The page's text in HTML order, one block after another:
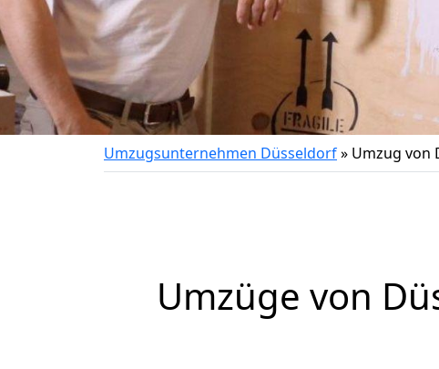
Umzugsunternehmen Düsseldorf» Umzug von
Umzüge von